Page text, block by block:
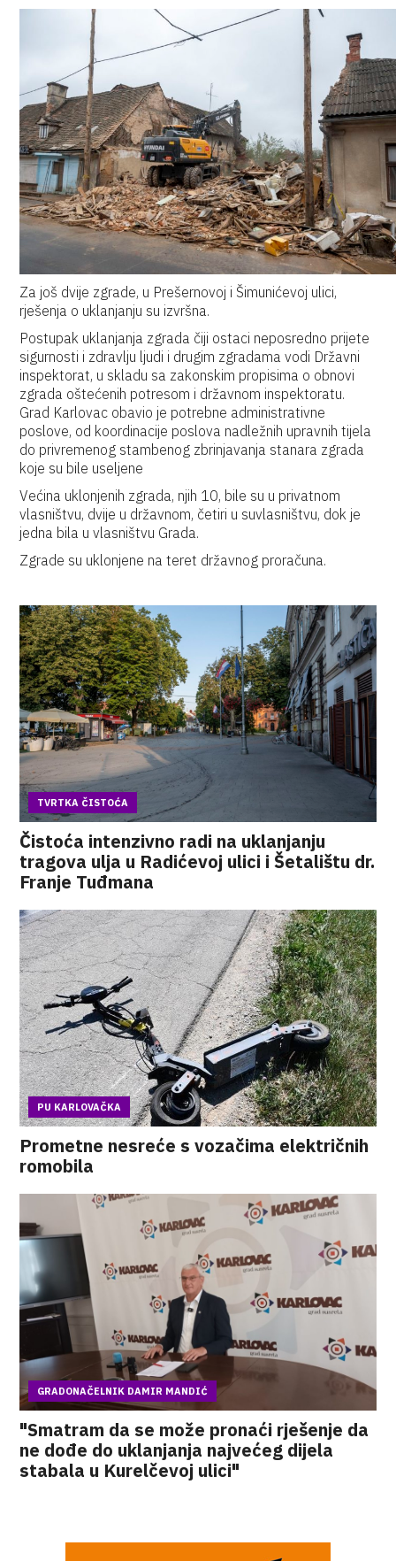
Za još dvije zgrade, u Prešernovoj i Šimunićevoj ulici,
rješenja o uklanjanju su izvršna.
Postupak uklanjanja zgrada čiji ostaci neposredno prijete
sigurnosti i zdravlju ljudi i drugim zgradama vodi Državni
inspektorat, u skladu sa zakonskim propisima o obnovi
zgrada oštećenih potresom i državnom inspektoratu.
Grad Karlovac obavio je potrebne administrativne
poslove, od koordinacije poslova nadležnih upravnih tijela
do privremenog stambenog zbrinjavanja stanara zgrada
koje su bile useljene
Većina uklonjenih zgrada, njih 10, bile su u privatnom
vlasništvu, dvije u državnom, četiri u suvlasništvu, dok je
jedna bila u vlasništvu Grada.
Zgrade su uklonjene na teret državnog proračuna.
TVRTKA ČISTOĆA
Čistoća intenzivno radi na uklanjanju
tragova ulja u Radićevoj ulici i Šetalištu dr.
Franje Tuđmana
PU KARLOVAČKA
Prometne nesreće s vozačima električnih
romobila
GRADONAČELNIK DAMIR MANDIĆ
"Smatram da se može pronaći rješenje da
ne dođe do uklanjanja najvećeg dijela
stabala u Kurelčevoj ulici"